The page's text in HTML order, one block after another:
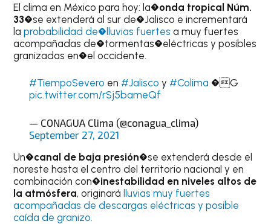
El clima en México para hoy: la�onda tropical Núm.
33�se extenderá al sur de�Jalisco e incrementará
laprobabilidad de�lluvias fuertes a muy fuertes
acompañadas de�tormentas�eléctricas y posibles
granizadas en�el occidente.
#TiempoSevero en #Jalisco y #Colima �G
pic.twitter.com/rSj5bameQf
— CONAGUA Clima (@conagua_clima)
September 27, 2021
Un�canal de baja presión�se extenderá desde el
noreste hasta el centro del territorio nacional y en
combinación con�inestabilidad en niveles altos de
la atmósfera, originará lluvias muy fuertes
acompañadas de descargas eléctricas y posible
caída de granizo.